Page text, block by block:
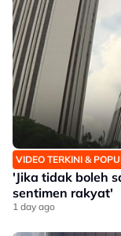
VIDEO TERKINI &
'Jika tidak boleh
sentimen rakyat'
1 day ago